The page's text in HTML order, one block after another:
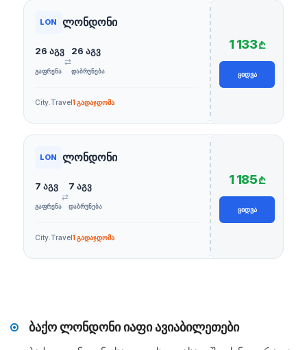
LON ლონდონი
26 აგვ
ᲒᲐᲤᲠᲔᲜᲐ
⇄
26 აგვ
ᲓᲐᲑᲠᲣᲜᲔᲑᲐ
City.Travel1 გადაჯდომა
1 133₾
ᲧᲘᲓᲕᲐ
LON ლონდონი
7 აგვ
ᲒᲐᲤᲠᲔᲜᲐ
⇄
7 აგვ
ᲓᲐᲑᲠᲣᲜᲔᲑᲐ
City.Travel1 გადაჯდომა
1 185₾
ᲧᲘᲓᲕᲐ
ბაქო ლონდონი იაფი ავიაბილეთები